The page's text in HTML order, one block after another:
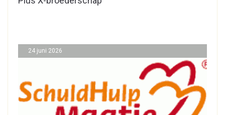
24 juni 2026